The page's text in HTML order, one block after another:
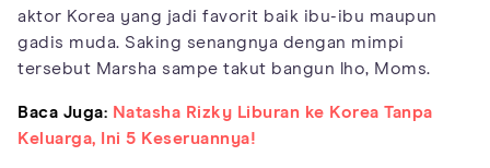
aktor Korea yang jadi favorit baik ibu-ibu maupun
gadis muda. Saking senangnya dengan mimpi
tersebut Marsha sampe takut bangun lho, Moms.
Baca Juga: Natasha Rizky Liburan ke Korea Tanpa
Keluarga, Ini 5 Keseruannya!